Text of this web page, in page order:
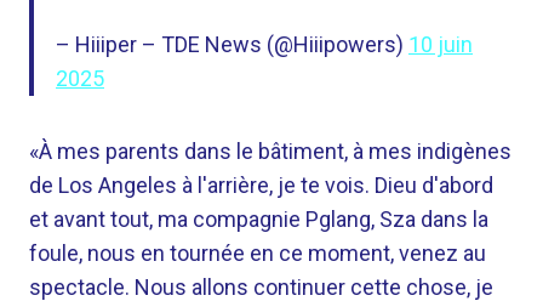
– Hiiiper – TDE News (@Hiiipowers) 10 juin
2025
«À mes parents dans le bâtiment, à mes indigènes
de Los Angeles à l'arrière, je te vois. Dieu d'abord
et avant tout, ma compagnie Pglang, Sza dans la
foule, nous en tournée en ce moment, venez au
spectacle. Nous allons continuer cette chose, je